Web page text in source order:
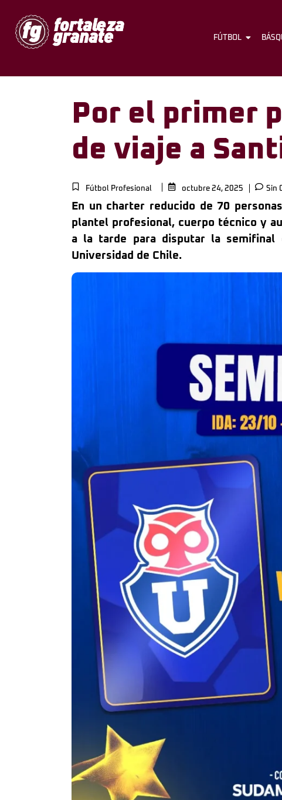
FÚTBOL
Por el primer
de viaje a
Fútbol Profesional octubre 24, 2025 Sin
En un charter reducido de 70
plantel profesional, cuerpo técnico y
a la tarde para disputar la semifinal
Universidad de Chile.